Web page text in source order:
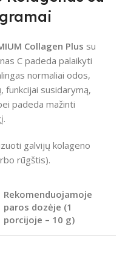
Collagen Plus su
C padeda palaikyti
normaliai odos,
funkcijai susidarymą,
padeda mažinti
galvijų kolageno
rūgštis).
Rekomenduojamoje
paros dozėje (1
porcijoje – 10 g)